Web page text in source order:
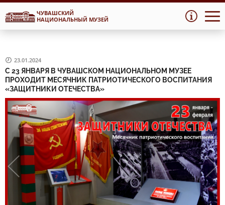
Перейти
к
Перейти
к
ЧУВАШСКИЙ
НАЦИОНАЛЬНЫЙ МУЗЕЙ
23.01.2024
С 23 ЯНВАРЯ В ЧУВАШСКОМ НАЦИОНАЛЬНОМ МУЗЕЕ
ПРОХОДИТ МЕСЯЧНИК ПАТРИОТИЧЕСКОГО ВОСПИТАНИЯ
«ЗАЩИТНИКИ ОТЕЧЕСТВА»